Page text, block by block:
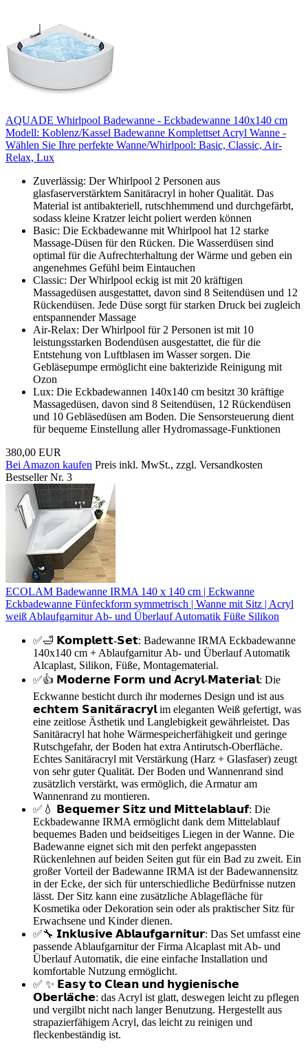
AQUADE Whirlpоol Badewanne - Eckbadewanne 140x140 cm
Modell: Koblenz/Kassel Badewanne Komplettset Acryl Wanne -
Wählen Sie Ihre perfekte Wanne/Whirlpоol: Basic, Classic, Air-
Relax, Lux
Zuverlässig: Der Whirlpоol 2 Personen aus
glasfaserverstärktem Sanitäracryl in hoher Qualität. Das
Material ist antibakteriell, rutschhemmend und durchgefärbt,
sodass kleine Kratzer leicht poliert werden können
Basic: Die Eckbadewanne mit Whirlpоol hat 12 starke
Massage-Düsen für den Rücken. Die Wasserdüsen sind
optimal für die Aufrechterhaltung der Wärme und geben ein
angenehmes Gefühl beim Eintauchen
Classic: Der Whirlpоol eckig ist mit 20 kräftigen
Massagedüsen ausgestattet, davon sind 8 Seitendüsen und 12
Rückendüsen. Jede Düse sorgt für starken Druck bei zugleich
entspannender Massage
Air-Relax: Der Whirlpоol für 2 Personen ist mit 10
leistungsstarken Bodendüsen ausgestattet, die für die
Entstehung von Luftblasen im Wasser sorgen. Die
Gebläsepumpe ermöglicht eine bakterizide Reinigung mit
Ozon
Lux: Die Eckbadewannen 140x140 cm besitzt 30 kräftige
Massagedüsen, davon sind 8 Seitendüsen, 12 Rückendüsen
und 10 Gebläsedüsen am Boden. Die Sensorsteuerung dient
für bequeme Einstellung aller Hydromassage-Funktionen
380,00 EUR
Bei Amazon kaufen Preis inkl. MwSt., zzgl. Versandkosten
Bestseller Nr. 3
ECOLAM Badewanne IRMA 140 x 140 cm | Eckwanne
Eckbadewanne Fünfeckform symmetrisch | Wanne mit Sitz | Acryl
weiß Ablaufgarnitur Ab- und Überlauf Automatik Füße Silikon
✅🛁 𝗞𝗼𝗺𝗽𝗹𝗲𝘁𝘁-𝗦𝗲𝘁: Badewanne IRMA Eckbadewanne
140x140 cm + Ablaufgarnitur Ab- und Überlauf Automatik
Alcaplast, Silikon, Füße, Montagematerial.
✅👍 𝗠𝗼𝗱𝗲𝗿𝗻𝗲 𝗙𝗼𝗿𝗺 𝘂𝗻𝗱 𝗔𝗰𝗿𝘆𝗹-𝗠𝗮𝘁𝗲𝗿𝗶𝗮𝗹: Die
Eckwanne besticht durch ihr modernes Design und ist aus
𝗲𝗰𝗵𝘁𝗲𝗺 𝗦𝗮𝗻𝗶𝘁𝗮̈𝗿𝗮𝗰𝗿𝘆𝗹 im eleganten Weiß gefertigt, was
eine zeitlose Ästhetik und Langlebigkeit gewährleistet. Das
Sanitäracryl hat hohe Wärmespeicherfähigkeit und geringe
Rutschgefahr, der Boden hat extra Antirutsch-Oberfläche.
Echtes Sanitäracryl mit Verstärkung (Harz + Glasfaser) zeugt
von sehr guter Qualität. Der Boden und Wannenrand sind
zusätzlich verstärkt, was ermöglich, die Armatur am
Wannenrand zu montieren.
✅💧 𝗕𝗲𝗾𝘂𝗲𝗺𝗲𝗿 𝗦𝗶𝘁𝘇 𝘂𝗻𝗱 𝗠𝗶𝘁𝘁𝗲𝗹𝗮𝗯𝗹𝗮𝘂𝗳: Die
Eckbadewanne IRMA ermöglicht dank dem Mittelablauf
bequemes Baden und beidseitiges Liegen in der Wanne. Die
Badewanne eignet sich mit den perfekt angepassten
Rückenlehnen auf beiden Seiten gut für ein Bad zu zweit. Ein
großer Vorteil der Badewanne IRMA ist der Badewannensitz
in der Ecke, der sich für unterschiedliche Bedürfnisse nutzen
lässt. Der Sitz kann eine zusätzliche Ablagefläche für
Kosmetika oder Dekoration sein oder als praktischer Sitz für
Erwachsene und Kinder dienen.
✅🔧 𝗜𝗻𝗸𝗹𝘂𝘀𝗶𝘃𝗲 𝗔𝗯𝗹𝗮𝘂𝗳𝗴𝗮𝗿𝗻𝗶𝘁𝘂𝗿: Das Set umfasst eine
passende Ablaufgarnitur der Firma Alcaplast mit Ab- und
Überlauf Automatik, die eine einfache Installation und
komfortable Nutzung ermöglicht.
✅ ✨ 𝗘𝗮𝘀𝘆 𝘁𝗼 𝗖𝗹𝗲𝗮𝗻 𝘂𝗻𝗱 𝗵𝘆𝗴𝗶𝗲𝗻𝗶𝘀𝗰𝗵𝗲
𝗢𝗯𝗲𝗿𝗹𝗮̈𝗰𝗵𝗲: das Acryl ist glatt, deswegen leicht zu pflegen
und vergilbt nicht nach langer Benutzung. Hergestellt aus
strapazierfähigem Acryl, das leicht zu reinigen und
fleckenbeständig ist.